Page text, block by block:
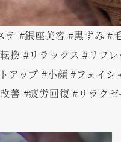
#銀座美容 #黒ずみ #
換 #リラックス #リフ
アップ #小顔 #フェイ
善 #疲労回復 #リラク